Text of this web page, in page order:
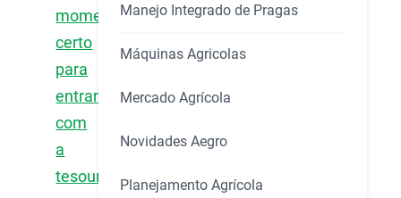
momento
certo
para
entrar
com
a
tesoura?
Manejo Integrado de Pragas
Máquinas Agricolas
Mercado Agrícola
Novidades Aegro
Planejamento Agrícola